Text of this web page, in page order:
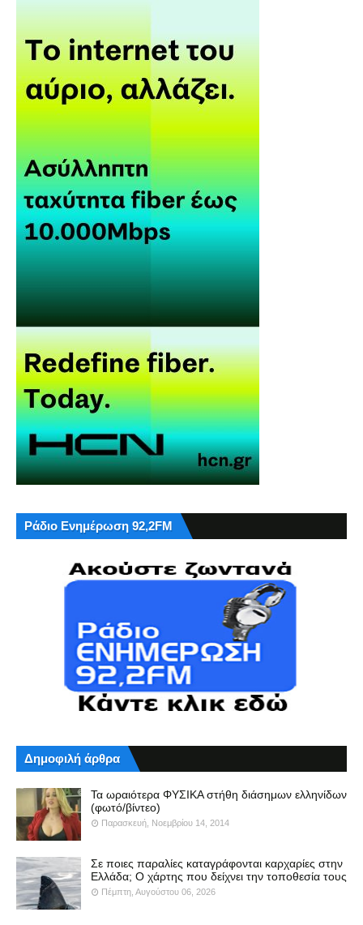
Ράδιο Ενημέρωση 92,2FM
Δημοφιλή άρθρα
Τα ωραιότερα ΦΥΣΙΚΑ στήθη διάσημων ελληνίδων
(φωτό/βίντεο)
Παρασκευή, Νοεμβρίου 14, 2014
Σε ποιες παραλίες καταγράφονται καρχαρίες στην
Ελλάδα; Ο χάρτης που δείχνει την τοποθεσία τους
Πέμπτη, Αυγούστου 06, 2026